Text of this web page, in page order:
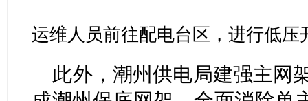
运维人员前往配电台区，进行低
此外，潮州供电局建强主网